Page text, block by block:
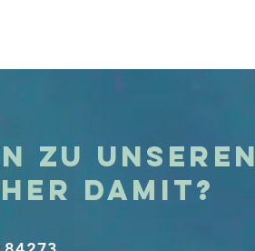
zu unseren
damit?